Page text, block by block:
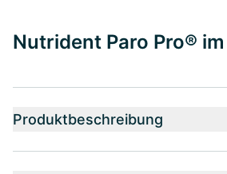
Nutrident Paro Pro®
Produktbeschreibung